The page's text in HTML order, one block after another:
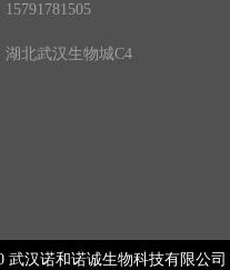
湖北武汉生物城C4
武汉诺和诺诚生物科技有限公司